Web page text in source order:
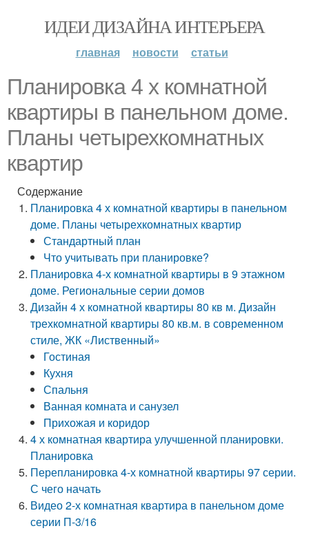
ИДЕИ ДИЗАЙНА ИНТЕРЬЕРА
главная новости статьи
Планировка 4 х комнатной
квартиры в панельном доме.
Планы четырехкомнатных
квартир
Содержание
Планировка 4 х комнатной квартиры в панельном
доме. Планы четырехкомнатных квартир
Стандартный план
Что учитывать при планировке?
Планировка 4-х комнатной квартиры в 9 этажном
доме. Региональные серии домов
Дизайн 4 х комнатной квартиры 80 кв м. Дизайн
трехкомнатной квартиры 80 кв.м. в современном
стиле, ЖК «Лиственный»
Гостиная
Кухня
Спальня
Ванная комната и санузел
Прихожая и коридор
4 х комнатная квартира улучшенной планировки.
Планировка
Перепланировка 4-х комнатной квартиры 97 серии.
С чего начать
Видео 2-х комнатная квартира в панельном доме
серии П-3/16